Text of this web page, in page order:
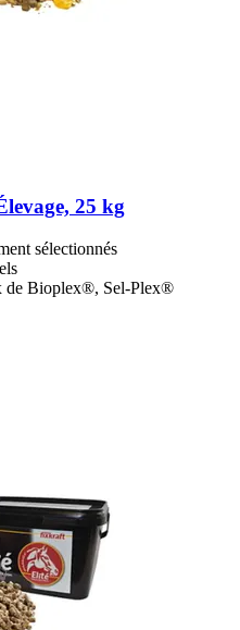
25 kg
sélectionnés
de Bioplex®, Sel-Plex®